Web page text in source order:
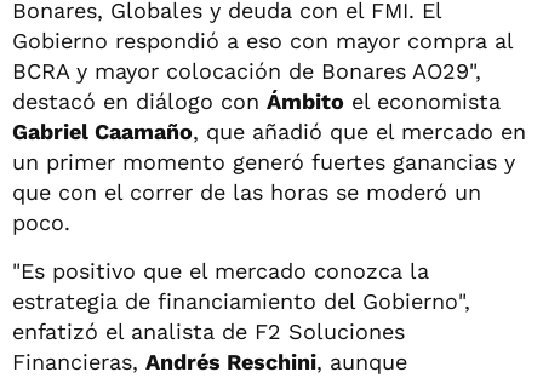
Bonares, Globales y deuda con el FMI. El
Gobierno respondió a eso con mayor compra al
BCRA y mayor colocación de Bonares AO29",
destacó en diálogo con Ámbito el economista
Gabriel Caamaño, que añadió que el mercado en
un primer momento generó fuertes ganancias y
que con el correr de las horas se moderó un
poco.
"Es positivo que el mercado conozca la
estrategia de financiamiento del Gobierno",
enfatizó el analista de F2 Soluciones
Financieras, Andrés Reschini, aunque